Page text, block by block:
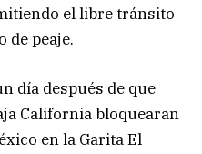
el libre tránsito
de peaje.
día después de que
California bloquearan
en la Garita El